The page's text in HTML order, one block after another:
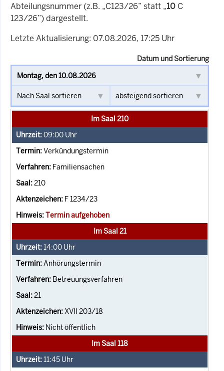
Abteilungsnummer (z.B. „C123/26” statt „10 C
123/26”) dargestellt.
Letzte Aktualisierung: 07.08.2026, 17:25 Uhr
Datum und Sortierung
Im Saal 210
09:00 Uhr
Verkündungstermin
Familiensachen
210
F 1234/23
Termin aufgehoben
Im Saal 21
14:00 Uhr
Anhörungstermin
Betreuungsverfahren
21
XVII 203/18
Nicht öffentlich
Im Saal 118
11:45 Uhr